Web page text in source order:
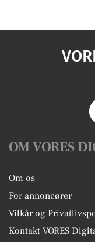
OM VORES
Om os
For annoncører
Vilkår og
Kontakt VORES